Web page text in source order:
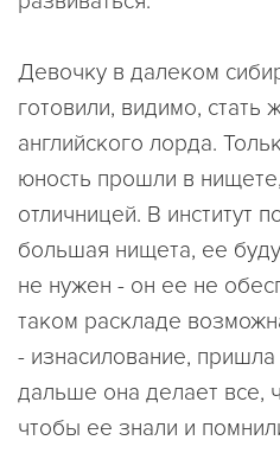
Девочку в далеком
готовили, видимо, стать
английского лорда.
юность прошли в
отличницей. В институт
большая нищета, ее
не нужен - он ее не
таком раскладе
- изнасилование, пришла
дальше она делает все,
чтобы ее знали и